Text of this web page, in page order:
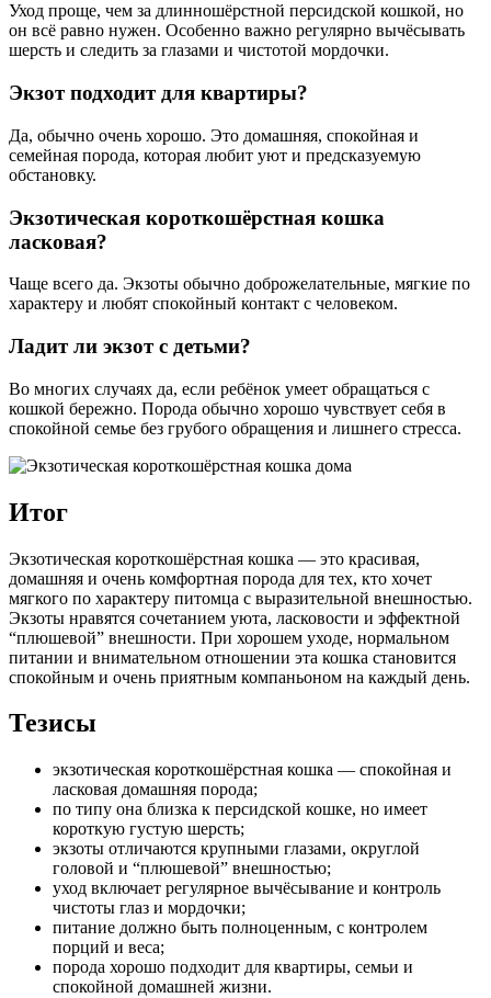
Уход проще, чем за длинношёрстной персидской кошкой, но
он всё равно нужен. Особенно важно регулярно вычёсывать
шерсть и следить за глазами и чистотой мордочки.
Экзот подходит для квартиры?
Да, обычно очень хорошо. Это домашняя, спокойная и
семейная порода, которая любит уют и предсказуемую
обстановку.
Экзотическая короткошёрстная кошка
ласковая?
Чаще всего да. Экзоты обычно доброжелательные, мягкие по
характеру и любят спокойный контакт с человеком.
Ладит ли экзот с детьми?
Во многих случаях да, если ребёнок умеет обращаться с
кошкой бережно. Порода обычно хорошо чувствует себя в
спокойной семье без грубого обращения и лишнего стресса.
Итог
Экзотическая короткошёрстная кошка — это красивая,
домашняя и очень комфортная порода для тех, кто хочет
мягкого по характеру питомца с выразительной внешностью.
Экзоты нравятся сочетанием уюта, ласковости и эффектной
“плюшевой” внешности. При хорошем уходе, нормальном
питании и внимательном отношении эта кошка становится
спокойным и очень приятным компаньоном на каждый день.
Тезисы
экзотическая короткошёрстная кошка — спокойная и
ласковая домашняя порода;
по типу она близка к персидской кошке, но имеет
короткую густую шерсть;
экзоты отличаются крупными глазами, округлой
головой и “плюшевой” внешностью;
уход включает регулярное вычёсывание и контроль
чистоты глаз и мордочки;
питание должно быть полноценным, с контролем
порций и веса;
порода хорошо подходит для квартиры, семьи и
спокойной домашней жизни.